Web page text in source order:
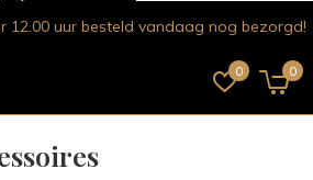
0 0
12.00 uur besteld vandaag nog bezorgd!